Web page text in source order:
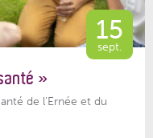
15
sept.
»
de l’Ernée et du